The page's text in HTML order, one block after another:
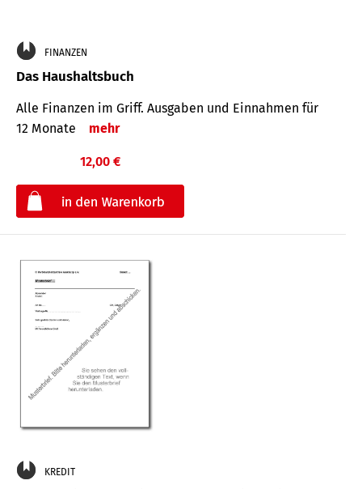
FINANZEN
Das Haushaltsbuch
Alle Finanzen im Griff. Aus­gaben und Ein­nahmen für
12 Monate
mehr
12,00 €
KREDIT